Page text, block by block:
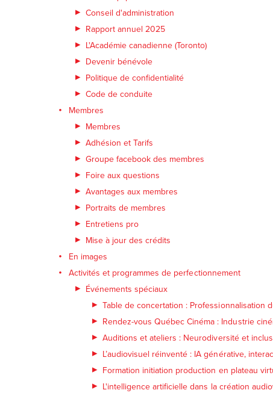
Conseil d'administration
Rapport annuel 2025
L'Académie canadienne (Toronto)
Devenir bénévole
Politique de confidentialité
Code de conduite
Membres
Membres
Adhésion et Tarifs
Groupe facebook des membres
Foire aux questions
Avantages aux membres
Portraits de membres
Entretiens pro
Mise à jour des crédits
En images
Activités et programmes de perfectionnement
Événements spéciaux
Table de concertation : Professionnalisation
Rendez-vous Québec Cinéma : Industrie
Auditions et ateliers : Neurodiversité et
L’audiovisuel réinventé : IA générative,
Formation initiation production en plateau
L'intelligence artificielle dans la création